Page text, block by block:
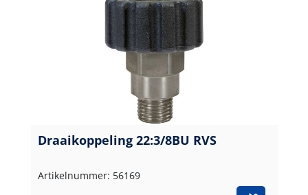
Draaikoppeling 22:3/8BU RVS
Artikelnummer: 56169